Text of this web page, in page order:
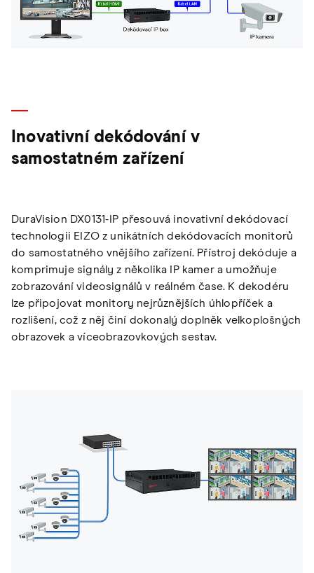
Inovativní dekódování v
samostatném zařízení
DuraVision DX0131-IP přesouvá inovativní dekódovací
technologii EIZO z unikátních dekódovacích monitorů
do samostatného vnějšího zařízení. Přístroj dekóduje a
komprimuje signály z několika IP kamer a umožňuje
zobrazování videosignálů v reálném čase. K dekodéru
lze připojovat monitory nejrůznějších úhlopříček a
rozlišení, což z něj činí dokonalý doplněk velkoplošných
obrazovek a víceobrazovkových sestav.